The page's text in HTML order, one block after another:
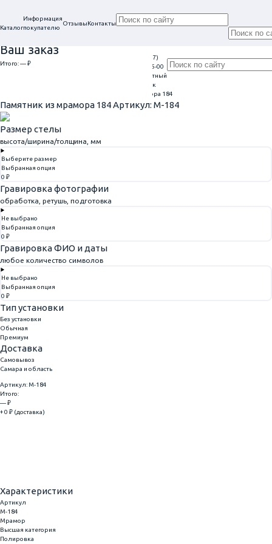
Каталог
Информация
покупателю
ОтзывыКонтакты
Ваш заказ
Итого:— ₽
Проконсультируем
+7 (917)
113-05-00
Обратный
звонок
Памятник из мрамора 184
Памятник из мрамора 184Артикул: M-184
Размер стелы
высота/ширина/толщина, мм
Выберите размер
Выбранная опция
0 ₽
Гравировка фотографии
обработка, ретушь, подготовка
Не выбрано
Выбранная опция
0 ₽
Гравировка ФИО и даты
любое количество символов
Не выбрано
Выбранная опция
0 ₽
Тип установки
Без установки
Обычная
Премиум
Доставка
Самовывоз
Самара и область
Артикул: M-184
Итого:
— ₽
+ 0 ₽ (доставка)
Характеристики
Артикул
M-184
Мрамор
Высшая категория
Полировка